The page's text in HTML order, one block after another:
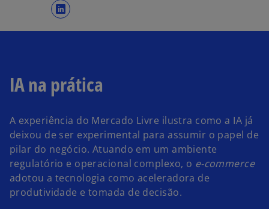
a
b
m
m
a
n
o
v
a
IA na prática
A experiência do Mercado Livre ilustra como a IA já
deixou de ser experimental para assumir o papel de
pilar do negócio. Atuando em um ambiente
regulatório e operacional complexo, o e-commerce
adotou a tecnologia como aceleradora de
produtividade e tomada de decisão.